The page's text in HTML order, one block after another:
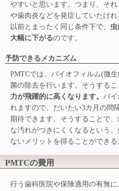
やすいと思います。つまり、そ
や歯肉炎などを発症していたけ
以前とまったく同じ条件下で、
大幅に下がるのです。
予防できるメカニズム
PMTCでは、バイオフィルム(微
菌の除去を行います。そうするこ
力が飛躍的に高くなります。 バイ
れますので、だいたい3カ月の間
期待できます。そうすることで
な汚れがつきにくくなるという
ないメリットを得ることができる
PMTCの費用
行う歯科医院や保険適用の有無